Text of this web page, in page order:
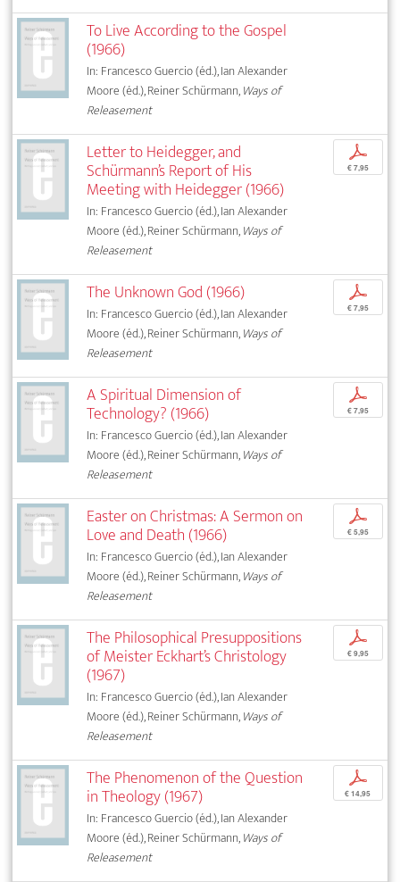
To Live According to the Gospel
(1966)
In: Francesco Guercio (éd.), Ian Alexander
Moore (éd.), Reiner Schürmann,Ways of
Releasement
Letter to Heidegger, and
Schürmann’s Report of His
Meeting with Heidegger (1966)
In: Francesco Guercio (éd.), Ian Alexander
Moore (éd.), Reiner Schürmann,Ways of
Releasement
p
€ 7,95
The Unknown God (1966)
In: Francesco Guercio (éd.), Ian Alexander
Moore (éd.), Reiner Schürmann,Ways of
Releasement
p
€ 7,95
A Spiritual Dimension of
Technology? (1966)
In: Francesco Guercio (éd.), Ian Alexander
Moore (éd.), Reiner Schürmann,Ways of
Releasement
p
€ 7,95
Easter on Christmas: A Sermon on
Love and Death (1966)
In: Francesco Guercio (éd.), Ian Alexander
Moore (éd.), Reiner Schürmann,Ways of
Releasement
p
€ 5,95
The Philosophical Presuppositions
of Meister Eckhart’s Christology
(1967)
In: Francesco Guercio (éd.), Ian Alexander
Moore (éd.), Reiner Schürmann,Ways of
Releasement
p
€ 9,95
The Phenomenon of the Question
in Theology (1967)
In: Francesco Guercio (éd.), Ian Alexander
Moore (éd.), Reiner Schürmann,Ways of
Releasement
p
€ 14,95